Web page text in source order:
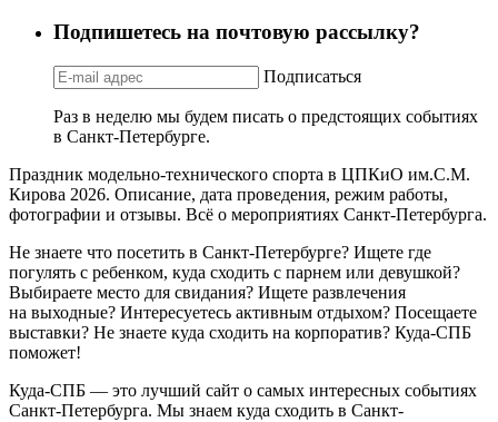
Подпишетесь на почтовую рассылку?
Подписаться
Раз в неделю мы будем писать о предстоящих событиях
в Санкт-Петербурге.
Праздник модельно-технического спорта в ЦПКиО им.С.М.
Кирова 2026. Описание, дата проведения, режим работы,
фотографии и отзывы. Всё о мероприятиях Санкт-Петербурга.
Не знаете что посетить в Санкт-Петербурге? Ищете где
погулять с ребенком, куда сходить с парнем или девушкой?
Выбираете место для свидания? Ищете развлечения
на выходные? Интересуетесь активным отдыхом? Посещаете
выставки? Не знаете куда сходить на корпоратив? Куда-СПБ
поможет!
Куда-СПБ — это лучший сайт о самых интересных событиях
Санкт-Петербурга. Мы знаем куда сходить в Санкт-